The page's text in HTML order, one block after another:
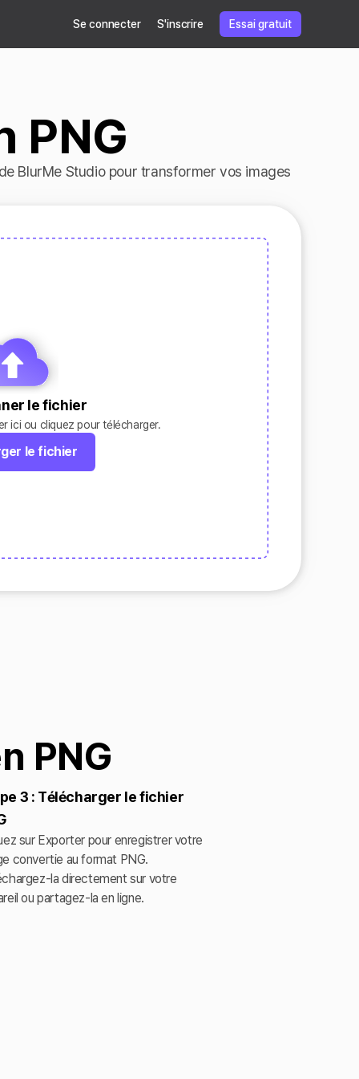
Se connecter S'inscrire Essai gratuit
PNG
BlurMe Studio pour transformer vos images
le fichier
ici ou cliquez pour télécharger.
le fichier
PNG
3 : Télécharger le fichier
sur Exporter pour enregistrer votre
convertie au format PNG.
la directement sur votre
ou partagez-la en ligne.